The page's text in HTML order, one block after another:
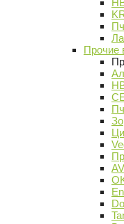
Прочие